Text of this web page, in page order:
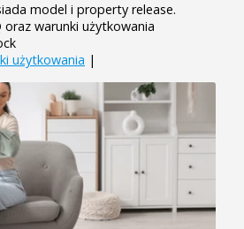
model i property release.
oraz warunki użytkowania
użytkowania |